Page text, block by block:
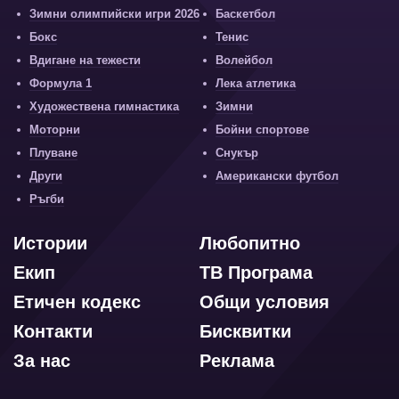
Зимни олимпийски игри 2026
Баскетбол
Бокс
Тенис
Вдигане на тежести
Волейбол
Формула 1
Лека атлетика
Художествена гимнастика
Зимни
Моторни
Бойни спортове
Плуване
Снукър
Други
Американски футбол
Ръгби
Любопитно
Истории
ТВ Програма
Екип
Общи условия
Етичен кодекс
Бисквитки
Контакти
Реклама
За нас